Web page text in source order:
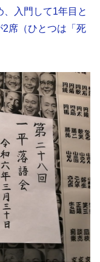
入門して1年目と
席（ひとつは「死